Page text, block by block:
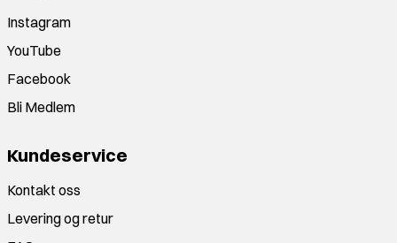
Instagram
YouTube
Facebook
Bli Medlem
Kundeservice
Kontakt oss
Levering og retur